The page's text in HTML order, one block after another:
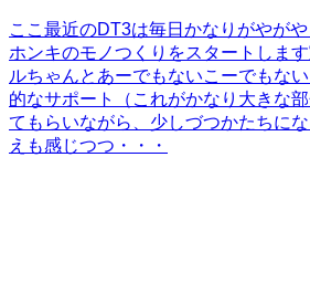
ここ最近のDT3は毎日かなりがやがや
ホンキのモノつくりをスタートしま
ルちゃんとあーでもないこーでもな
的なサポート（これがかなり大きな
てもらいながら、少しづつかたちに
えも感じつつ・・・